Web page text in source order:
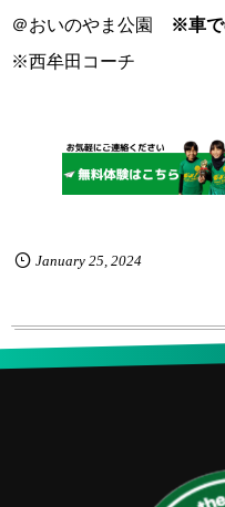
＠おいのやま公園
※車で
※西牟田コーチ
January 25, 2024